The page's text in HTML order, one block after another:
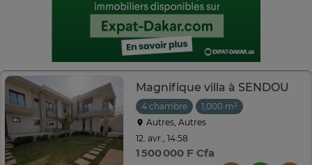
Magnifique villa à SENDOU
4 chambre
1,000 m²
Autres, Autres
12. avr., 14:58
1 500 000 F Cfa